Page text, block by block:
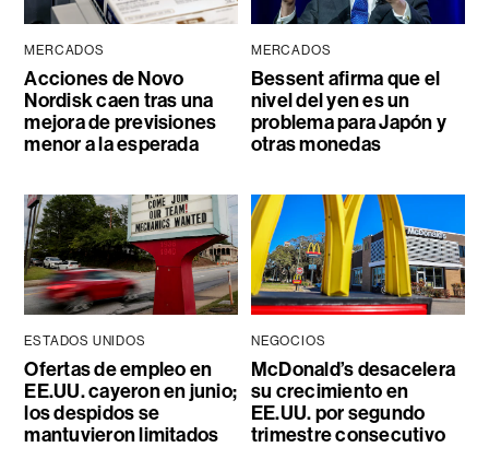
MERCADOS
Acciones de Novo
Nordisk caen tras una
mejora de previsiones
menor a la esperada
MERCADOS
Bessent afirma que el
nivel del yen es un
problema para Japón y
otras monedas
ESTADOS UNIDOS
Ofertas de empleo en
EE.UU. cayeron en junio;
los despidos se
mantuvieron limitados
NEGOCIOS
McDonald’s desacelera
su crecimiento en
EE.UU. por segundo
trimestre consecutivo